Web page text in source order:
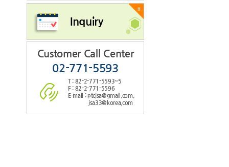
+
Inquiry
Customer Call Center
02-771-5593
T : 82-2-771-5593~5
F : 82-2-771-5596
E-mail : ptcjsa@gmail.com,
jsa33@korea.com